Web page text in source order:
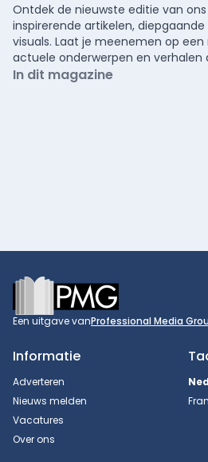
Ontdek de nieuwste editie van
inspirerende artikelen,
visuals. Laat je meenemen op
actuele onderwerpen en verhalen
In dit magazine
Footer
Een uitgave vanProfessional Media
Informatie
Adverteren
Nieuws melden
Vacatures
Over ons